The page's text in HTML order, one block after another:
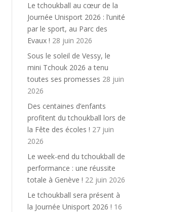
Le tchoukball au cœur de la
Journée Unisport 2026 : l’unité
par le sport, au Parc des
Evaux ! 28 juin 2026
Sous le soleil de Vessy, le
mini Tchouk 2026 a tenu
toutes ses promesses 28 juin
2026
Des centaines d’enfants
profitent du tchoukball lors de
la Fête des écoles ! 27 juin
2026
Le week-end du tchoukball de
performance : une réussite
totale à Genève ! 22 juin 2026
Le tchoukball sera présent à
la Journée Unisport 2026 ! 16